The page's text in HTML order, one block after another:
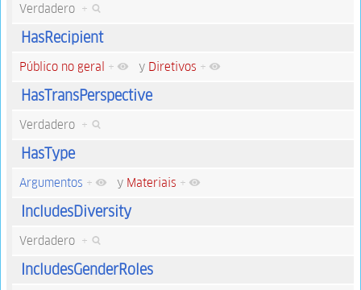
Verdadero +
HasRecipient
Público no geral + y Diretivos +
HasTransPerspective
Verdadero +
HasType
Argumentos + y Materiais +
IncludesDiversity
Verdadero +
IncludesGenderRoles